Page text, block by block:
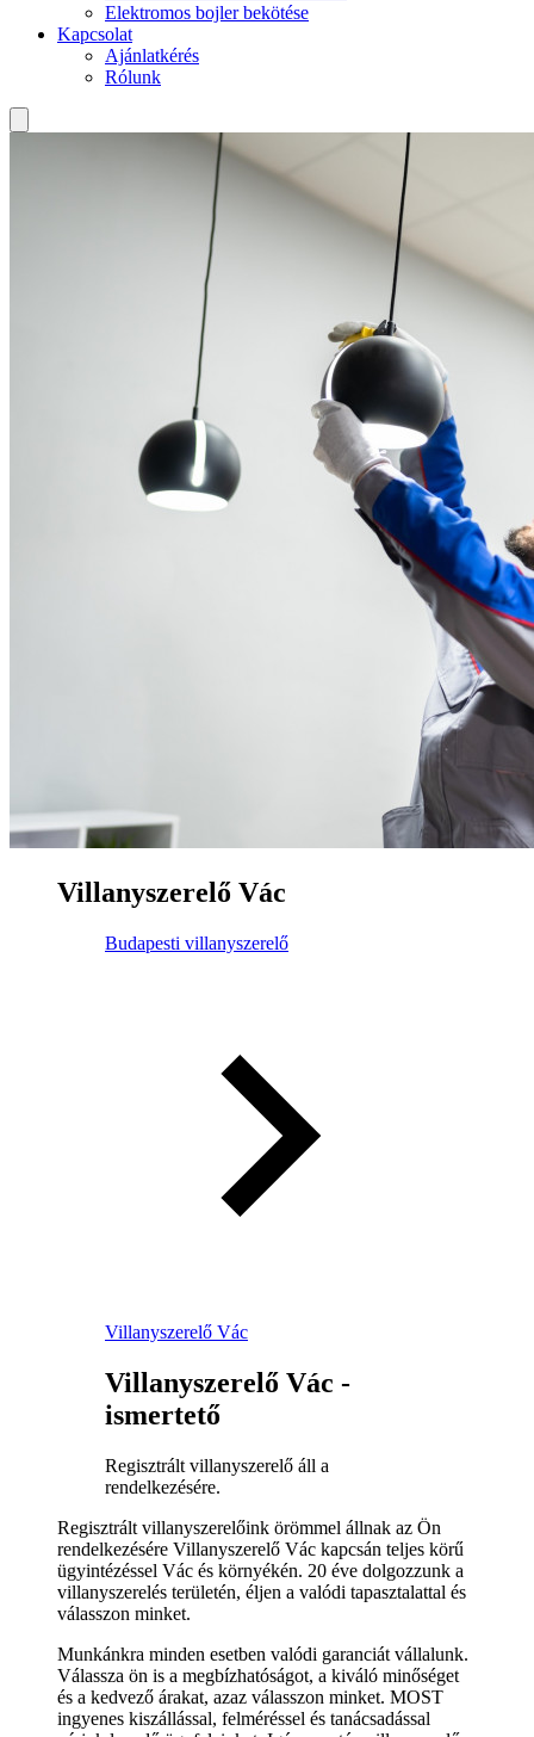
Elektromos bojler bekötése
Kapcsolat
Ajánlatkérés
Rólunk
Villanyszerelő Vác
Budapesti villanyszerelő
Villanyszerelő Vác
Villanyszerelő Vác -
ismertető
Regisztrált villanyszerelő áll a
rendelkezésére.
Regisztrált villanyszerelőink örömmel állnak az Ön
rendelkezésére Villanyszerelő Vác kapcsán teljes körű
ügyintézéssel Vác és környékén. 20 éve dolgozzunk a
villanyszerelés területén, éljen a valódi tapasztalattal és
válasszon minket.
Munkánkra minden esetben valódi garanciát vállalunk.
Válassza ön is a megbízhatóságot, a kiváló minőséget
és a kedvező árakat, azaz válasszon minket. MOST
ingyenes kiszállással, felméréssel és tanácsadással